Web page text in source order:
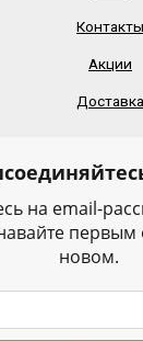
Контакты
Акции
Доставка
на email-
новом.